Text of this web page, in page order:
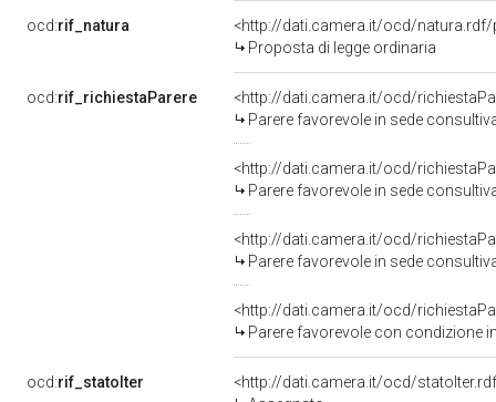
ocd:rif_natura
<http://dati.camera.it/ocd/natura.rdf/
Proposta di legge ordinaria
ocd:rif_richiestaParere
<http://dati.camera.it/ocd/
Parere favorevole in sede
<http://dati.camera.it/ocd/
Parere favorevole in sede
<http://dati.camera.it/ocd/
Parere favorevole in sede
<http://dati.camera.it/ocd/
Parere favorevole con condizione
ocd:rif_statoIter
<http://dati.camera.it/ocd/